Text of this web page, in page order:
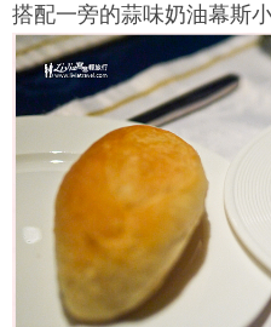
搭配一旁的蒜味奶油幕斯